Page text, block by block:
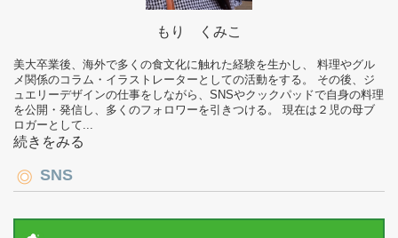
もり くみこ
美大卒業後、海外で多くの食文化に触れた経験を生かし、 料理やグル
メ関係のコラム・イラストレーターとしての活動をする。 その後、ジ
ュエリーデザインの仕事をしながら、SNSやクックパッドで自身の料理
を公開・発信し、多くのフォロワーを引きつける。 現在は２児の母ブ
ロガーとして...
続きをみる
SNS